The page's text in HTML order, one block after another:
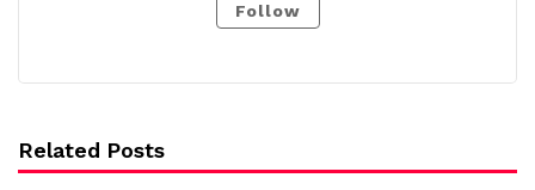
Follow
Related Posts